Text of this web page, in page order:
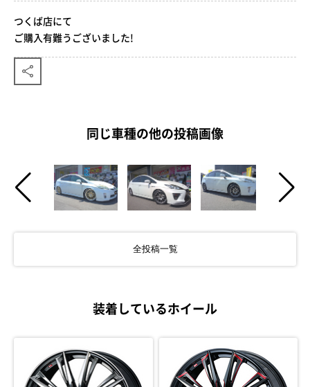
つくば店にて
ご購入有難うございました!
同じ車種の他の投稿画像
全投稿一覧
装着しているホイール